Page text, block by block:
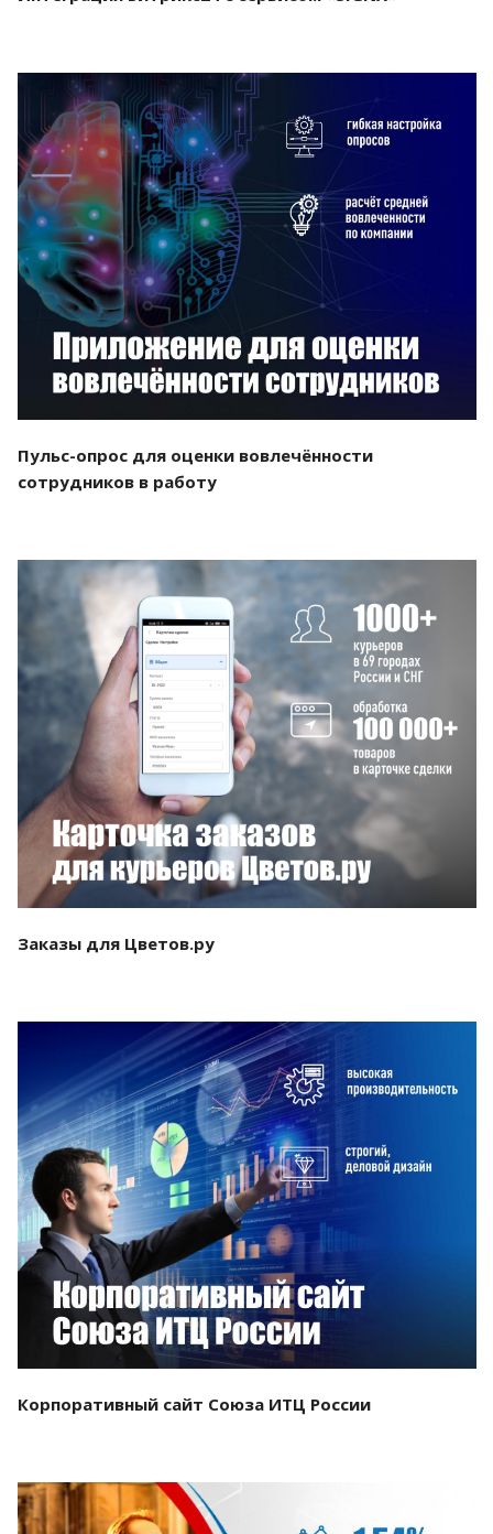
Смотреть проект
Пульс-опрос для оценки вовлечённости
сотрудников в работу
Смотреть проект
Заказы для Цветов.ру
Смотреть проект
Корпоративный сайт Союза ИТЦ России